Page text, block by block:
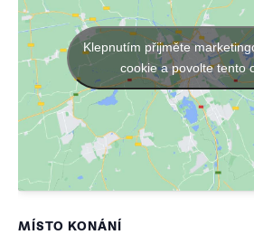
MÍSTO KONÁNÍ
Klepnutím přijměte
cookie a povolte tento